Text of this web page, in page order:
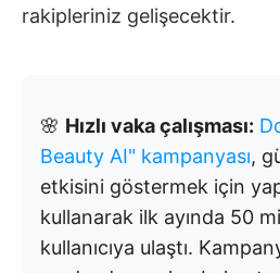
rakipleriniz gelişecektir.
🌸 Hızlı vaka çalışması:
Beauty AI" kampanyası,
etkisini göstermek için
kullanarak ilk ayında 50
kullanıcıya ulaştı.